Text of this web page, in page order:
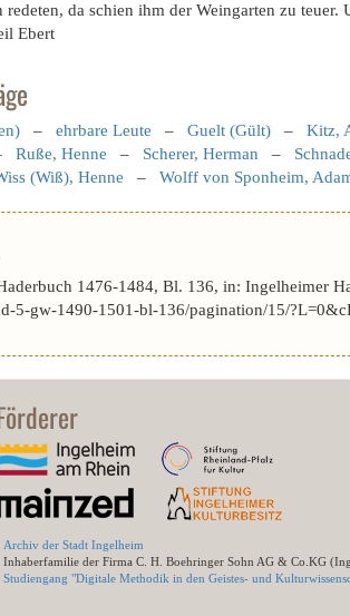
da schien ihm der Weingarten zu
Ebert
– ehrbare Leute – Guelt (Gült) – Kitz,
Ruße, Henne – Scherer, Herman –
(Wiß), Henne – Wolff von Sponheim,
1476-1484, Bl. 136, in: Ingelheimer
5-gw-1490-1501-bl-136/pagination/15/
Archiv der Stadt Ingelheim
Inhaberfamilie der Firma C. H. Boehringer Sohn AG & Co.KG
Studiengang "Digitale Methodik in den Geistes- und